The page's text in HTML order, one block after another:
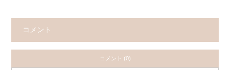
コメント
コメント (0)